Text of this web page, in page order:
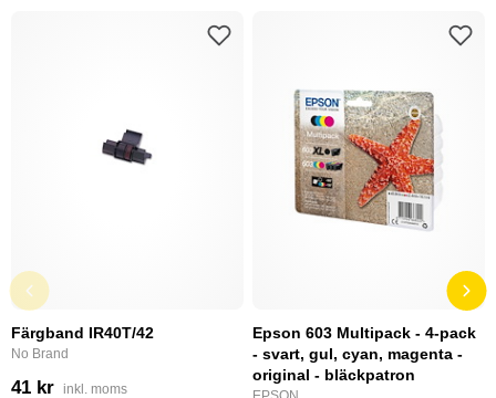
Färgband IR40T/42
No Brand
41 kr inkl. moms
Epson 603 Multipack - 4-pack
- svart, gul, cyan, magenta -
original - bläckpatron